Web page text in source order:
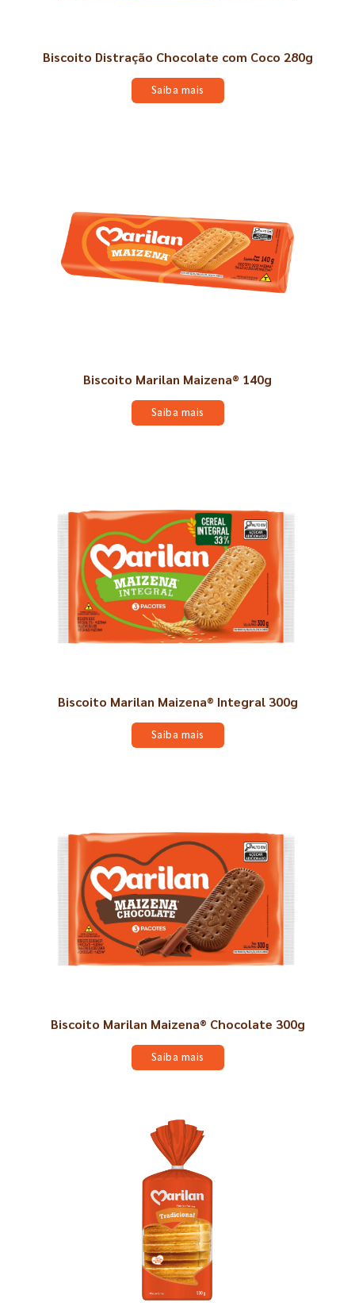
Biscoito Distração Chocolate com Coco 280g
Saiba mais
Biscoito Marilan Maizena® 140g
Saiba mais
Biscoito Marilan Maizena® Integral 300g
Saiba mais
Biscoito Marilan Maizena® Chocolate 300g
Saiba mais